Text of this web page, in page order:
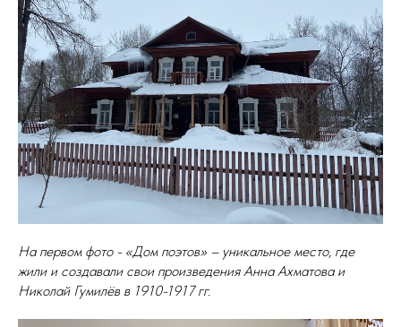
На первом фото - «Дом поэтов» – уникальное место, где
жили и создавали свои произведения Анна Ахматова и
Николай Гумилёв в 1910-1917 гг.